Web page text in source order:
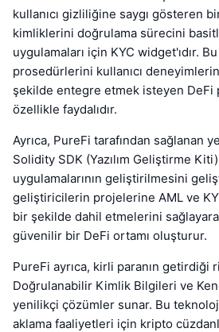
kullanıcı gizliliğine saygı gösteren
kimliklerini doğrulama sürecini
uygulamaları için KYC widget'ıdır.
prosedürlerini kullanıcı
şekilde entegre etmek isteyen DeFi
özellikle faydalıdır.
Ayrıca, PureFi tarafından sağlanan
Solidity SDK (Yazılım Geliştirme
uygulamalarının geliştirilmesini
geliştiricilerin projelerine AML ve
bir şekilde dahil etmelerini
güvenilir bir DeFi ortamı oluşturur.
PureFi ayrıca, kirli paranın getirdiği
Doğrulanabilir Kimlik Bilgileri ve
yenilikçi çözümler sunar. Bu
aklama faaliyetleri için kripto